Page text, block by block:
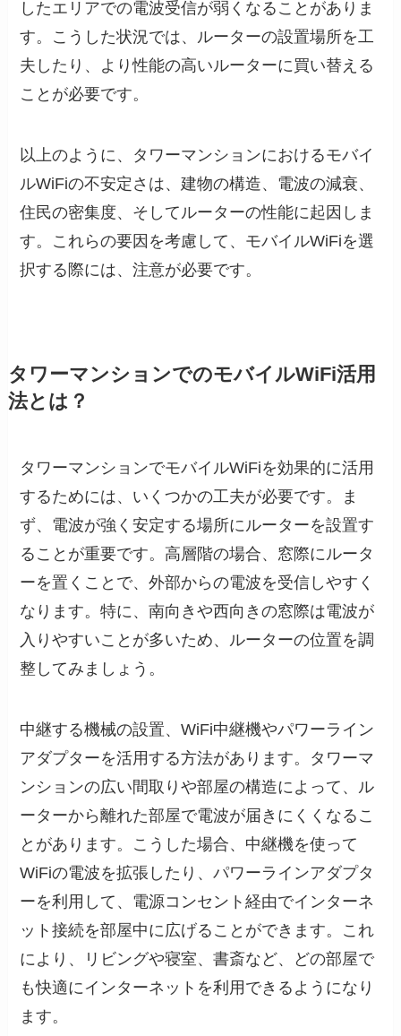
したエリアでの電波受信が弱くなることがありま
す。こうした状況では、ルーターの設置場所を工
夫したり、より性能の高いルーターに買い替える
ことが必要です。
以上のように、タワーマンションにおけるモバイ
ルWiFiの不安定さは、建物の構造、電波の減衰、
住民の密集度、そしてルーターの性能に起因しま
す。これらの要因を考慮して、モバイルWiFiを選
択する際には、注意が必要です。
タワーマンションでのモバイルWiFi活用
法とは？
タワーマンションでモバイルWiFiを効果的に活用
するためには、いくつかの工夫が必要です。ま
ず、電波が強く安定する場所にルーターを設置す
ることが重要です。高層階の場合、窓際にルータ
ーを置くことで、外部からの電波を受信しやすく
なります。特に、南向きや西向きの窓際は電波が
入りやすいことが多いため、ルーターの位置を調
整してみましょう。
中継する機械の設置、WiFi中継機やパワーライン
アダプターを活用する方法があります。タワーマ
ンションの広い間取りや部屋の構造によって、ル
ーターから離れた部屋で電波が届きにくくなるこ
とがあります。こうした場合、中継機を使って
WiFiの電波を拡張したり、パワーラインアダプタ
ーを利用して、電源コンセント経由でインターネ
ット接続を部屋中に広げることができます。これ
により、リビングや寝室、書斎など、どの部屋で
も快適にインターネットを利用できるようになり
ます。